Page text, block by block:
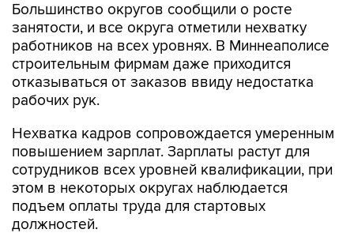
Большинство округов сообщили о росте
занятости, и все округа отметили нехватку
работников на всех уровнях. В Миннеаполисе
строительным фирмам даже приходится
отказываться от заказов ввиду недостатка
рабочих рук.
Нехватка кадров сопровождается умеренным
повышением зарплат. Зарплаты растут для
сотрудников всех уровней квалификации, при
этом в некоторых округах наблюдается
подъем оплаты труда для стартовых
должностей.